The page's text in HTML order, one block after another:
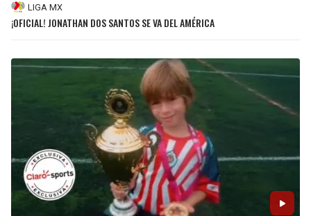
LIGA MX
¡OFICIAL! JONATHAN DOS SANTOS SE VA DEL AMÉRICA